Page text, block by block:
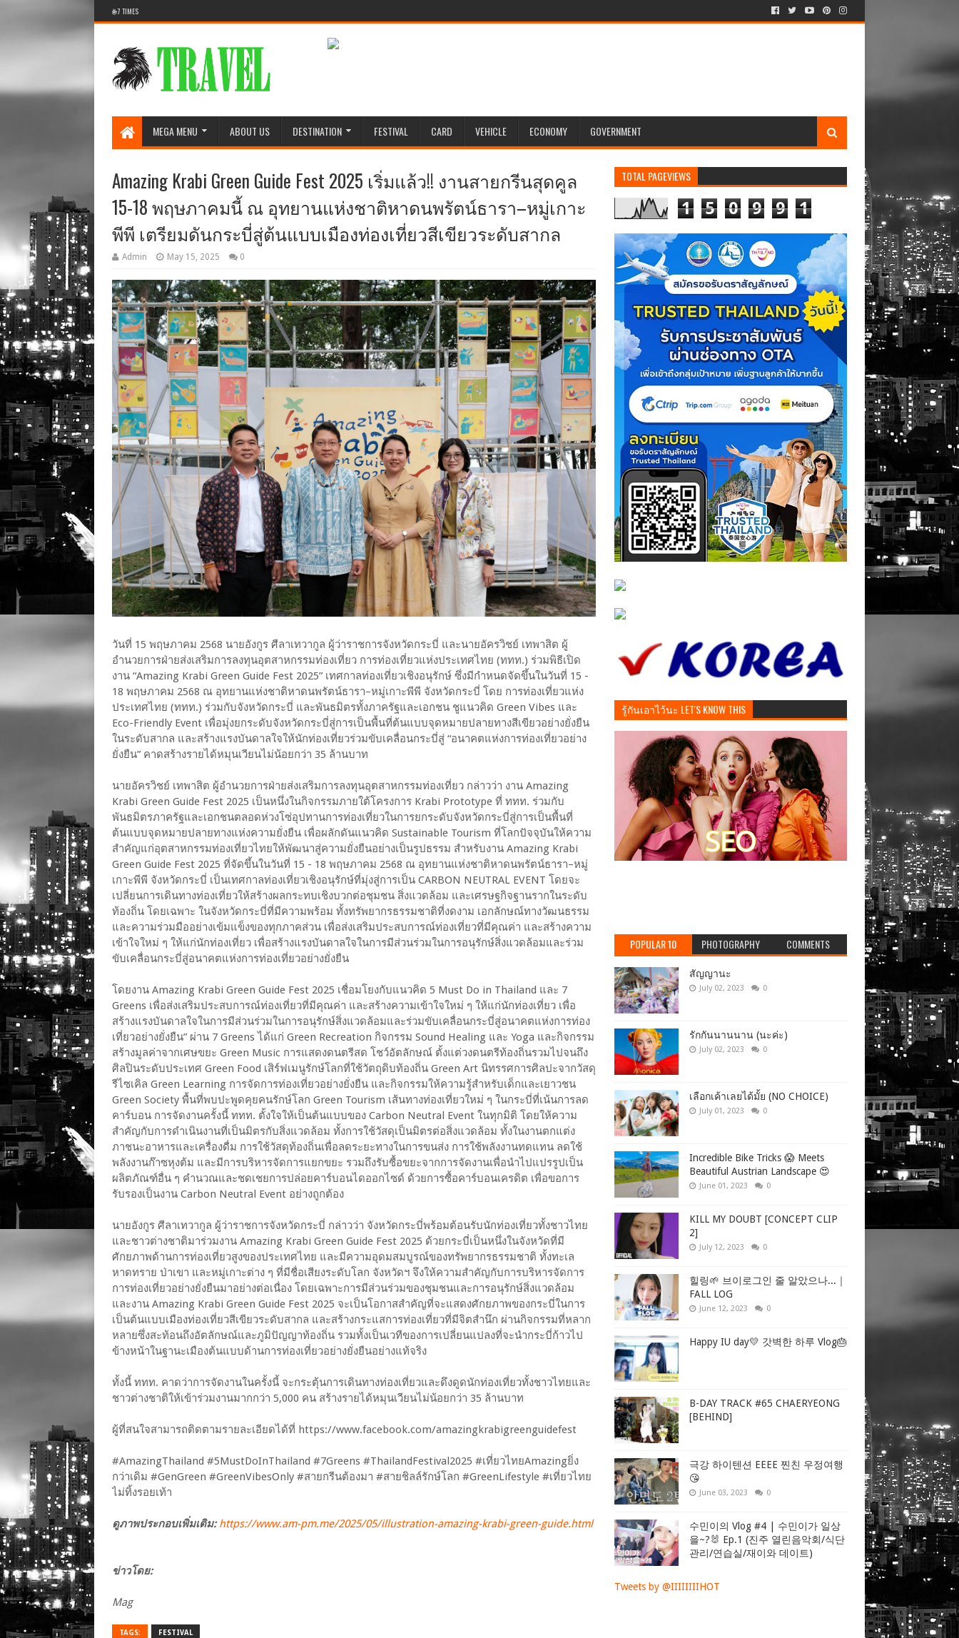
🌐 7 TIMES
MEGA MENU ABOUT US DESTINATION FESTIVAL CARD VEHICLE ECONOMY GOVERNMENT
Amazing Krabi Green Guide Fest 2025 เริ่มแล้ว!! งานสายกรีนสุดคูล
15-18 พฤษภาคมนี้ ณ อุทยานแห่งชาติหาดนพรัตน์ธารา–หมู่เกาะ
พีพี เตรียมดันกระบี่สู่ต้นแบบเมืองท่องเที่ยวสีเขียวระดับสากล
Admin May 15, 2025 0
วันที่ 15 พฤษภาคม 2568 นายอังกูร ศีลาเทวากูล ผู้ว่าราชการจังหวัดกระบี่ และนายอัครวิชย์ เทพาสิต ผู้
อำนวยการฝ่ายส่งเสริมการลงทุนอุตสาหกรรมท่องเที่ยว การท่องเที่ยวแห่งประเทศไทย (ททท.) ร่วมพิธีเปิด
งาน “Amazing Krabi Green Guide Fest 2025” เทศกาลท่องเที่ยวเชิงอนุรักษ์ ซึ่งมีกำหนดจัดขึ้นในวันที่ 15 -
18 พฤษภาคม 2568 ณ อุทยานแห่งชาติหาดนพรัตน์ธารา–หมู่เกาะพีพี จังหวัดกระบี่ โดย การท่องเที่ยวแห่ง
ประเทศไทย (ททท.) ร่วมกับจังหวัดกระบี่ และพันธมิตรทั้งภาครัฐและเอกชน ชูแนวคิด Green Vibes และ
Eco-Friendly Event เพื่อมุ่งยกระดับจังหวัดกระบี่สู่การเป็นพื้นที่ต้นแบบจุดหมายปลายทางสีเขียวอย่างยั่งยืน
ในระดับสากล และสร้างแรงบันดาลใจให้นักท่องเที่ยวร่วมขับเคลื่อนกระบี่สู่ “อนาคตแห่งการท่องเที่ยวอย่าง
ยั่งยืน” คาดสร้างรายได้หมุนเวียนไม่น้อยกว่า 35 ล้านบาท
นายอัครวิชย์ เทพาสิต ผู้อำนวยการฝ่ายส่งเสริมการลงทุนอุตสาหกรรมท่องเที่ยว กล่าวว่า งาน Amazing
Krabi Green Guide Fest 2025 เป็นหนึ่งในกิจกรรมภายใต้โครงการ Krabi Prototype ที่ ททท. ร่วมกับ
พันธมิตรภาครัฐและเอกชนตลอดห่วงโซ่อุปทานการท่องเที่ยวในการยกระดับจังหวัดกระบี่สู่การเป็นพื้นที่
ต้นแบบจุดหมายปลายทางแห่งความยั่งยืน เพื่อผลักดันแนวคิด Sustainable Tourism ที่โลกปัจจุบันให้ความ
สำคัญแก่อุตสาหกรรมท่องเที่ยวไทยให้พัฒนาสู่ความยั่งยืนอย่างเป็นรูปธรรม สำหรับงาน Amazing Krabi
Green Guide Fest 2025 ที่จัดขึ้นในวันที่ 15 - 18 พฤษภาคม 2568 ณ อุทยานแห่งชาติหาดนพรัตน์ธารา–หมู่
เกาะพีพี จังหวัดกระบี่ เป็นเทศกาลท่องเที่ยวเชิงอนุรักษ์ที่มุ่งสู่การเป็น CARBON NEUTRAL EVENT โดยจะ
เปลี่ยนการเดินทางท่องเที่ยวให้สร้างผลกระทบเชิงบวกต่อชุมชน สิ่งแวดล้อม และเศรษฐกิจฐานรากในระดับ
ท้องถิ่น โดยเฉพาะ ในจังหวัดกระบี่ที่มีความพร้อม ทั้งทรัพยากรธรรมชาติที่งดงาม เอกลักษณ์ทางวัฒนธรรม
และความร่วมมืออย่างเข้มแข็งของทุกภาคส่วน เพื่อส่งเสริมประสบการณ์ท่องเที่ยวที่มีคุณค่า และสร้างความ
เข้าใจใหม่ ๆ ให้แก่นักท่องเที่ยว เพื่อสร้างแรงบันดาลใจในการมีส่วนร่วมในการอนุรักษ์สิ่งแวดล้อมและร่วม
ขับเคลื่อนกระบี่สู่อนาคตแห่งการท่องเที่ยวอย่างยั่งยืน
โดยงาน Amazing Krabi Green Guide Fest 2025 เชื่อมโยงกับแนวคิด 5 Must Do in Thailand และ 7
Greens เพื่อส่งเสริมประสบการณ์ท่องเที่ยวที่มีคุณค่า และสร้างความเข้าใจใหม่ ๆ ให้แก่นักท่องเที่ยว เพื่อ
สร้างแรงบันดาลใจในการมีส่วนร่วมในการอนุรักษ์สิ่งแวดล้อมและร่วมขับเคลื่อนกระบี่สู่อนาคตแห่งการท่อง
เที่ยวอย่างยั่งยืน” ผ่าน 7 Greens ได้แก่ Green Recreation กิจกรรม Sound Healing และ Yoga และกิจกรรม
สร้างมูลค่าจากเศษขยะ Green Music การแสดงดนตรีสด โชว์อัตลักษณ์ ตั้งแต่วงดนตรีท้องถิ่นรวมไปจนถึง
ศิลปินระดับประเทศ Green Food เสิร์ฟเมนูรักษ์โลกที่ใช้วัตถุดิบท้องถิ่น Green Art นิทรรศการศิลปะจากวัสดุ
รีไซเคิล Green Learning การจัดการท่องเที่ยวอย่างยั่งยืน และกิจกรรมให้ความรู้สำหรับเด็กและเยาวชน
Green Society พื้นที่พบปะพูดคุยคนรักษ์โลก Green Tourism เส้นทางท่องเที่ยวใหม่ ๆ ในกระบี่ที่เน้นการลด
คาร์บอน การจัดงานครั้งนี้ ททท. ตั้งใจให้เป็นต้นแบบของ Carbon Neutral Event ในทุกมิติ โดยให้ความ
สำคัญกับการดำเนินงานที่เป็นมิตรกับสิ่งแวดล้อม ทั้งการใช้วัสดุเป็นมิตรต่อสิ่งแวดล้อม ทั้งในงานตกแต่ง
ภาชนะอาหารและเครื่องดื่ม การใช้วัสดุท้องถิ่นเพื่อลดระยะทางในการขนส่ง การใช้พลังงานทดแทน ลดใช้
พลังงานก๊าซหุงต้ม และมีการบริหารจัดการแยกขยะ รวมถึงรับซื้อขยะจากการจัดงานเพื่อนำไปแปรรูปเป็น
ผลิตภัณฑ์อื่น ๆ คำนวณและชดเชยการปล่อยคาร์บอนไดออกไซด์ ด้วยการซื้อคาร์บอนเครดิต เพื่อขอการ
รับรองเป็นงาน Carbon Neutral Event อย่างถูกต้อง
นายอังกูร ศีลาเทวากูล ผู้ว่าราชการจังหวัดกระบี่ กล่าวว่า จังหวัดกระบี่พร้อมต้อนรับนักท่องเที่ยวทั้งชาวไทย
และชาวต่างชาติมาร่วมงาน Amazing Krabi Green Guide Fest 2025 ด้วยกระบี่เป็นหนึ่งในจังหวัดที่มี
ศักยภาพด้านการท่องเที่ยวสูงของประเทศไทย และมีความอุดมสมบูรณ์ของทรัพยากรธรรมชาติ ทั้งทะเล
หาดทราย ป่าเขา และหมู่เกาะต่าง ๆ ที่มีชื่อเสียงระดับโลก จังหวัดฯ จึงให้ความสำคัญกับการบริหารจัดการ
การท่องเที่ยวอย่างยั่งยืนมาอย่างต่อเนื่อง โดยเฉพาะการมีส่วนร่วมของชุมชนและการอนุรักษ์สิ่งแวดล้อม
และงาน Amazing Krabi Green Guide Fest 2025 จะเป็นโอกาสสำคัญที่จะแสดงศักยภาพของกระบี่ในการ
เป็นต้นแบบเมืองท่องเที่ยวสีเขียวระดับสากล และสร้างกระแสการท่องเที่ยวที่มีจิตสำนึก ผ่านกิจกรรมที่หลาก
หลายซึ่งสะท้อนถึงอัตลักษณ์และภูมิปัญญาท้องถิ่น รวมทั้งเป็นเวทีของการเปลี่ยนแปลงที่จะนำกระบี่ก้าวไป
ข้างหน้าในฐานะเมืองต้นแบบด้านการท่องเที่ยวอย่างยั่งยืนอย่างแท้จริง
ทั้งนี้ ททท. คาดว่าการจัดงานในครั้งนี้ จะกระตุ้นการเดินทางท่องเที่ยวและดึงดูดนักท่องเที่ยวทั้งชาวไทยและ
ชาวต่างชาติให้เข้าร่วมงานมากกว่า 5,000 คน สร้างรายได้หมุนเวียนไม่น้อยกว่า 35 ล้านบาท
ผู้ที่สนใจสามารถติดตามรายละเอียดได้ที่ https://www.facebook.com/amazingkrabigreenguidefest
#AmazingThailand #5MustDoInThailand #7Greens #ThailandFestival2025 #เที่ยวไทยAmazingยิ่ง
กว่าเดิม #GenGreen #GreenVibesOnly #สายกรีนต้องมา #สายชิลล์รักษ์โลก #GreenLifestyle #เที่ยวไทย
ไม่ทิ้งรอยเท้า
ดูภาพประกอบเพิ่มเติม: https://www.am-pm.me/2025/05/illustration-amazing-krabi-green-guide.html
ข่าวโดย:
Mag
TAGS: FESTIVAL
TOTAL PAGEVIEWS
1 5 0 9 9 1
รู้กันเอาไว้นะ LET'S KNOW THIS
POPULAR 10 PHOTOGRAPHY COMMENTS
สัญญานะ
July 02, 2023 0
รักกันนานนาน (นะค่ะ)
July 02, 2023 0
เลือกเค้าเลยได้มั้ย (NO CHOICE)
July 01, 2023 0
Incredible Bike Tricks 😱 Meets
Beautiful Austrian Landscape 😍
June 01, 2023 0
KILL MY DOUBT [CONCEPT CLIP
2]
July 12, 2023 0
힐링🌱 브이로그인 줄 알았으나...｜
FALL LOG
June 12, 2023 0
Happy IU day💛 갓벽한 하루 Vlog🎂
B-DAY TRACK #65 CHAERYEONG
[BEHIND]
극강 하이텐션 EEEE 찐친 우정여행
😘
June 03, 2023 0
수민이의 Vlog #4 | 수민이가 일상
을~?🐰 Ep.1 (진주 열린음악회/식단
관리/연습실/재이와 데이트)
Tweets by @IIIIIIIIHOT